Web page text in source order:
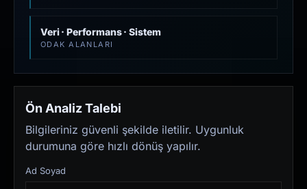
Veri · Performans · Sistem
ODAK ALANLARI
Ön Analiz Talebi
Bilgileriniz güvenli şekilde iletilir. Uygunluk
durumuna göre hızlı dönüş yapılır.
Ad Soyad